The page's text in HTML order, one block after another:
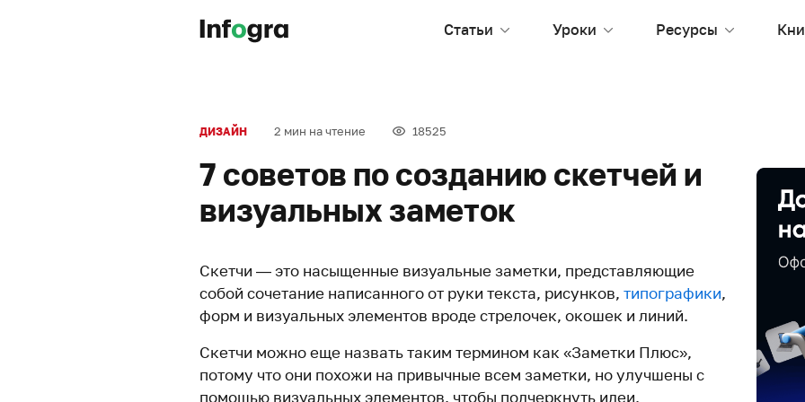
Статьи Уроки Ресурсы
ДИЗАЙН 2 мин на чтение 18525
7 советов по созданию скетчей и
визуальных заметок
Скетчи — это насыщенные визуальные заметки, представляющие
собой сочетание написанного от руки текста, рисунков, типографики,
форм и визуальных элементов вроде стрелочек, окошек и линий.
Скетчи можно еще назвать таким термином как «Заметки Плюс»,
потому что они похожи на привычные всем заметки, но улучшены с
помощью визуальных элементов, чтобы подчеркнуть идеи.